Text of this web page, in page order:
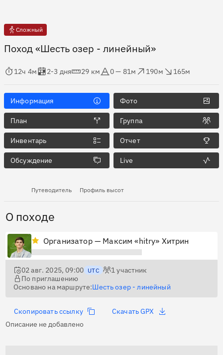
Сложный
Поход «Шесть озер - линейный»
в пути
12ч 4м
Оценка в днях
2-3 дня
Дистанция
29 км
Абсолютная высота
0 — 81м
Набор высоты
190м
Сброс высоты
165м
Информация Фото
План Группа
Инвентарь Отчет
Обсуждение Live
Путеводитель Профиль высот
О походе
Организатор — Максим «hitry» Хитрин
02 авг. 2025, 09:00 UTC 1участник
По приглашению
Основано на маршруте:Шесть озер - линейный
Скопировать ссылку
Скачать GPX
Описание не добавлено